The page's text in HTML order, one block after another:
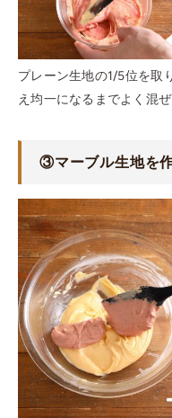
プレーン生地の1/5位を取
え均一になるまでよく混ぜ
③マーブル生地を